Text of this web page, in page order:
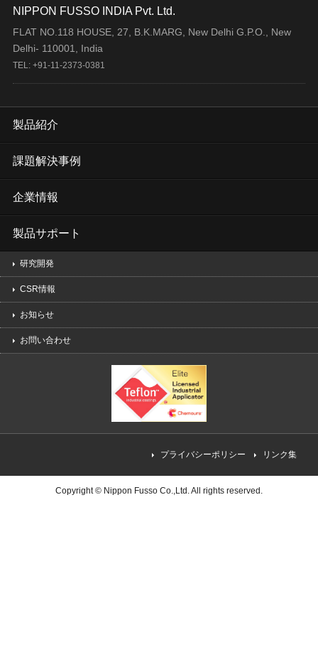
NIPPON FUSSO INDIA Pvt. Ltd.
FLAT NO.118 HOUSE, 27, B.K.MARG, New Delhi G.P.O., New
Delhi- 110001, India
TEL: +91-11-2373-0381
製品紹介
課題解決事例
企業情報
製品サポート
研究開発
CSR情報
お知らせ
お問い合わせ
プライバシーポリシー リンク集
Copyright © Nippon Fusso Co.,Ltd.All rights reserved.